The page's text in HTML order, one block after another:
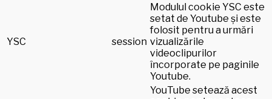
YSC session
Modulul cookie YSC este
setat de Youtube și este
folosit pentru a urmări
vizualizările
videoclipurilor
încorporate pe paginile
Youtube.
YouTube setează acest